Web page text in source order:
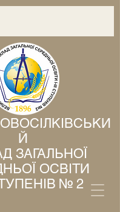
Й
ЗАГАЛЬНОЇ
ОСВІТИ
СТУПЕНІВ № 2